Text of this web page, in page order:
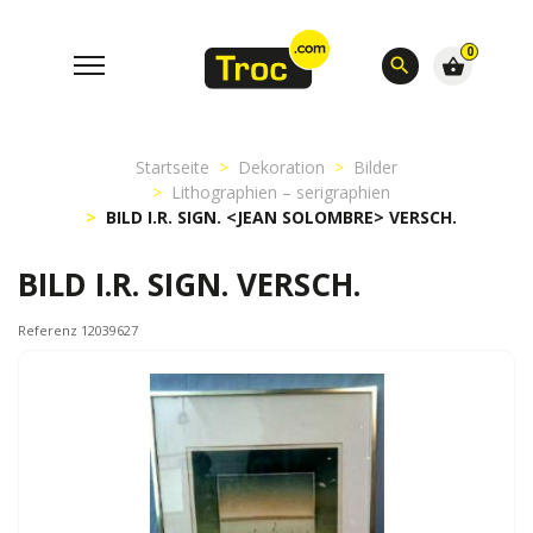
search
0
shopping_basket
Startseite Dekoration
Bilder
Lithographien – serigraphien
BILD I.R. SIGN. <JEAN SOLOMBRE> VERSCH.
BILD I.R. SIGN. VERSCH.
Referenz 12039627